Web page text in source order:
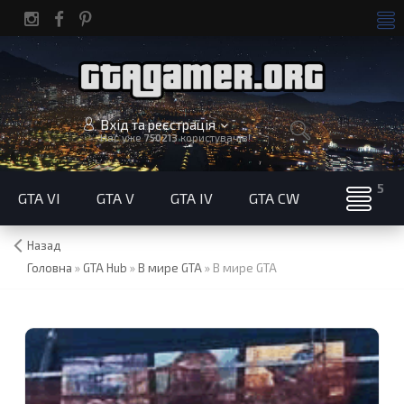
Вхід та реєстрація
Нас уже750213користувачів!
GTA VI GTA V GTA IV GTA CW
Назад
Головна » GTA Hub »В мире GTA»В мире GTA